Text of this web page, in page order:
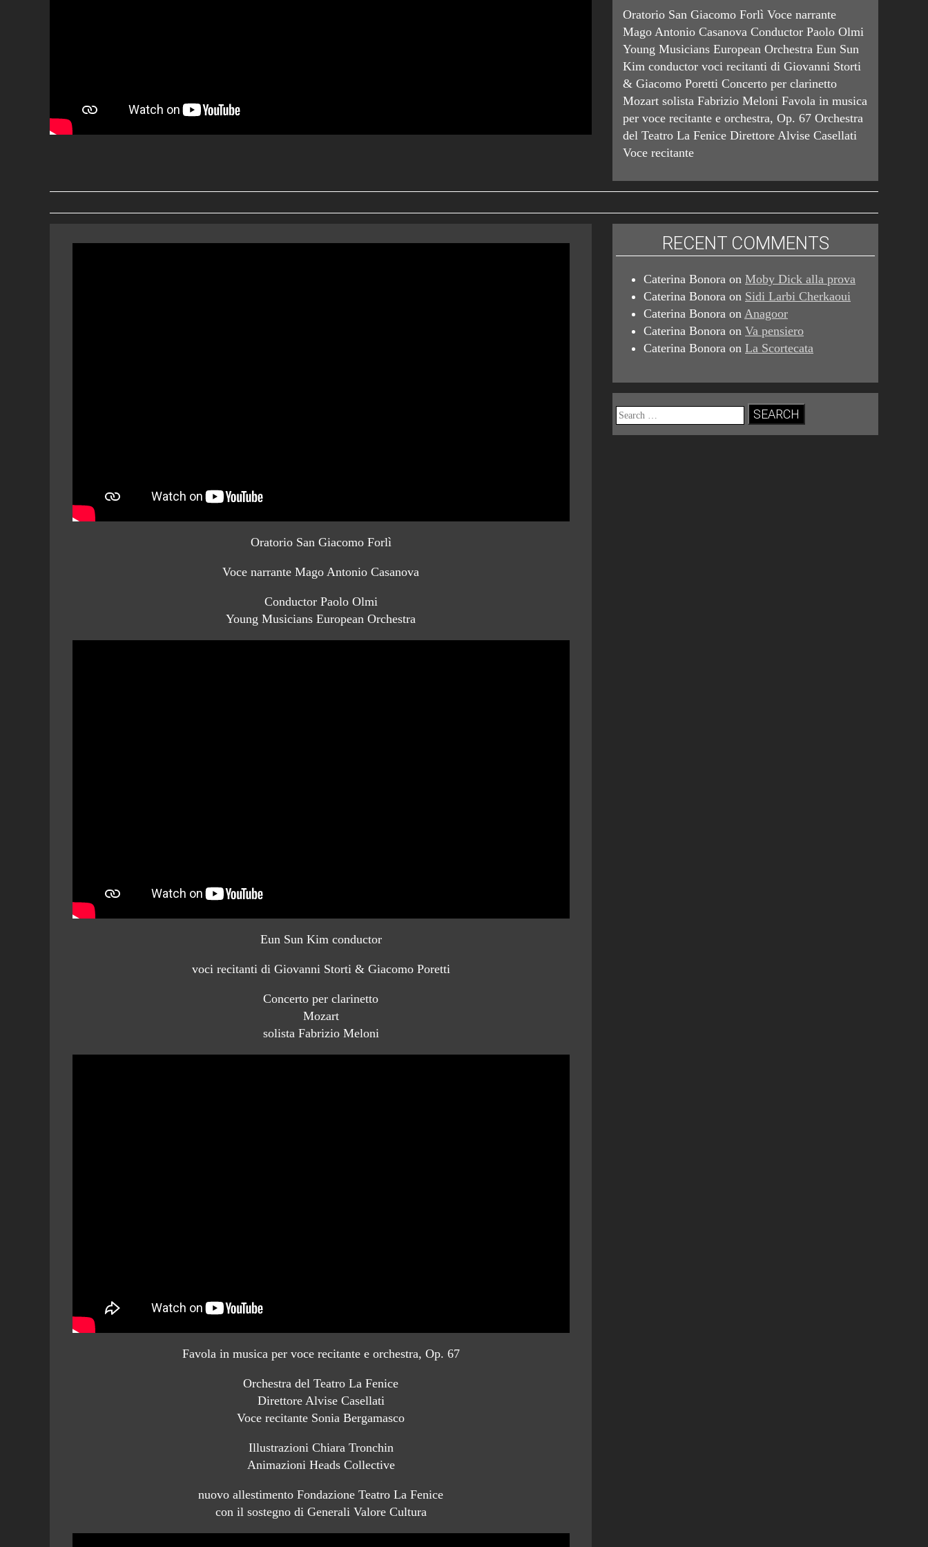
Oratorio San Giacomo Forlì Voce narrante
Mago Antonio Casanova Conductor Paolo Olmi
Young Musicians European Orchestra Eun Sun
Kim conductor voci recitanti di Giovanni Storti
& Giacomo Poretti Concerto per clarinetto
Mozart solista Fabrizio Meloni Favola in musica
per voce recitante e orchestra, Op. 67 Orchestra
del Teatro La Fenice Direttore Alvise Casellati
Voce recitante
Oratorio San Giacomo Forlì
Voce narrante Mago Antonio Casanova
Conductor Paolo Olmi
Young Musicians European Orchestra
Eun Sun Kim conductor
voci recitanti di Giovanni Storti & Giacomo Poretti
Concerto per clarinetto
Mozart
solista Fabrizio Meloni
Favola in musica per voce recitante e orchestra, Op. 67
Orchestra del Teatro La Fenice
Direttore Alvise Casellati
Voce recitante Sonia Bergamasco
Illustrazioni Chiara Tronchin
Animazioni Heads Collective
nuovo allestimento Fondazione Teatro La Fenice
con il sostegno di Generali Valore Cultura
RECENT COMMENTS
Caterina Bonora onMoby Dick alla prova
Caterina Bonora on Sidi Larbi Cherkaoui
Caterina Bonora onAnagoor
Caterina Bonora onVa pensiero
Caterina Bonora onLa Scortecata
Search
for: